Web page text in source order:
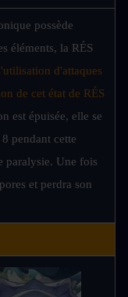
possède
éléments, la RÉS
d'attaques
de cet état de RÉS
est épuisée, elle se
pendant cette
paralysie. Une fois
et perdra son